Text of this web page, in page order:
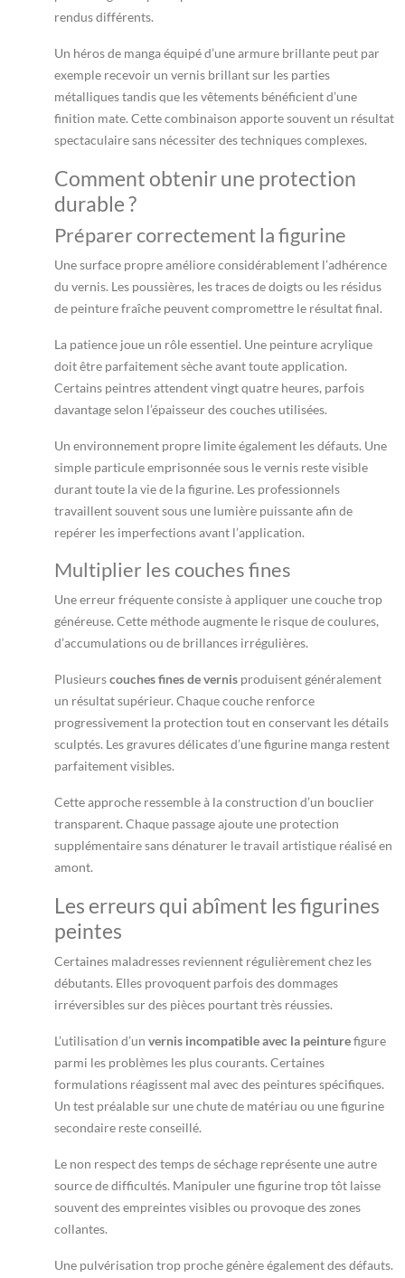
rendus différents.
Un héros de manga équipé d’une armure brillante peut par
exemple recevoir un vernis brillant sur les parties
métalliques tandis que les vêtements bénéficient d’une
finition mate. Cette combinaison apporte souvent un résultat
spectaculaire sans nécessiter des techniques complexes.
Comment obtenir une protection
durable ?
Préparer correctement la figurine
Une surface propre améliore considérablement l’adhérence
du vernis. Les poussières, les traces de doigts ou les résidus
de peinture fraîche peuvent compromettre le résultat final.
La patience joue un rôle essentiel. Une peinture acrylique
doit être parfaitement sèche avant toute application.
Certains peintres attendent vingt quatre heures, parfois
davantage selon l’épaisseur des couches utilisées.
Un environnement propre limite également les défauts. Une
simple particule emprisonnée sous le vernis reste visible
durant toute la vie de la figurine. Les professionnels
travaillent souvent sous une lumière puissante afin de
repérer les imperfections avant l’application.
Multiplier les couches fines
Une erreur fréquente consiste à appliquer une couche trop
généreuse. Cette méthode augmente le risque de coulures,
d’accumulations ou de brillances irrégulières.
Plusieurscouches fines de vernis produisent généralement
un résultat supérieur. Chaque couche renforce
progressivement la protection tout en conservant les détails
sculptés. Les gravures délicates d’une figurine manga restent
parfaitement visibles.
Cette approche ressemble à la construction d’un bouclier
transparent. Chaque passage ajoute une protection
supplémentaire sans dénaturer le travail artistique réalisé en
amont.
Les erreurs qui abîment les figurines
peintes
Certaines maladresses reviennent régulièrement chez les
débutants. Elles provoquent parfois des dommages
irréversibles sur des pièces pourtant très réussies.
L’utilisation d’un vernis incompatible avec la peinturefigure
parmi les problèmes les plus courants. Certaines
formulations réagissent mal avec des peintures spécifiques.
Un test préalable sur une chute de matériau ou une figurine
secondaire reste conseillé.
Le non respect des temps de séchage représente une autre
source de difficultés. Manipuler une figurine trop tôt laisse
souvent des empreintes visibles ou provoque des zones
collantes.
Une pulvérisation trop proche génère également des défauts.